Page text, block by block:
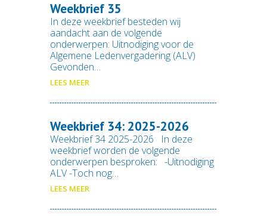
Weekbrief 35
In deze weekbrief besteden wij
aandacht aan de volgende
onderwerpen: Uitnodiging voor de
Algemene Ledenvergadering (ALV)
Gevonden…
LEES MEER
Weekbrief 34: 2025-2026
Weekbrief 34 2025-2026 In deze
weekbrief worden de volgende
onderwerpen besproken: -Uitnodiging
ALV -Toch nog…
LEES MEER